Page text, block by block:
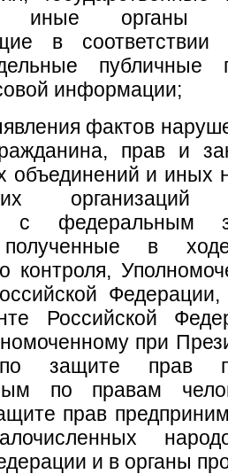
иные органы
в
информации;
фактов
прав и
объединений и иных
с федеральным
в
контроля,
Российской
при
защите прав
по правам
прав
и в органы